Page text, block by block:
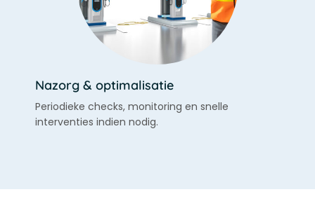
Nazorg & optimalisatie
Periodieke checks, monitoring en snelle
interventies indien nodig.